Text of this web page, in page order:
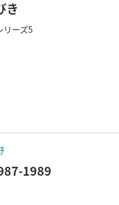
き
リーズ5
1989